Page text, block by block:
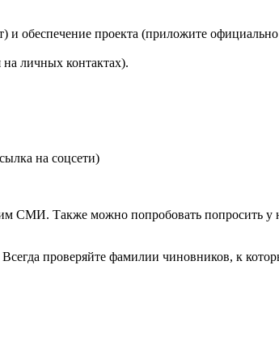
и обеспечение проекта (приложите
личных контактах).
на соцсети)
СМИ. Также можно попробовать попросить у
проверяйте фамилии чиновников, к